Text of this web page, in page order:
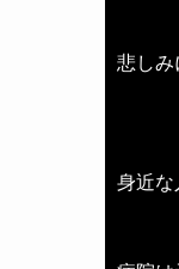
悲しみ
身近な